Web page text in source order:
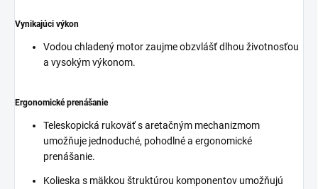
Vynikajúci výkon
Vodou chladený motor zaujme obzvlášť dlhou životnosťou
a vysokým výkonom.
Ergonomické prenášanie
Teleskopická rukoväť s aretačným mechanizmom
umožňuje jednoduché, pohodlné a ergonomické
prenášanie.
Kolieska s mäkkou štruktúrou komponentov umožňujú